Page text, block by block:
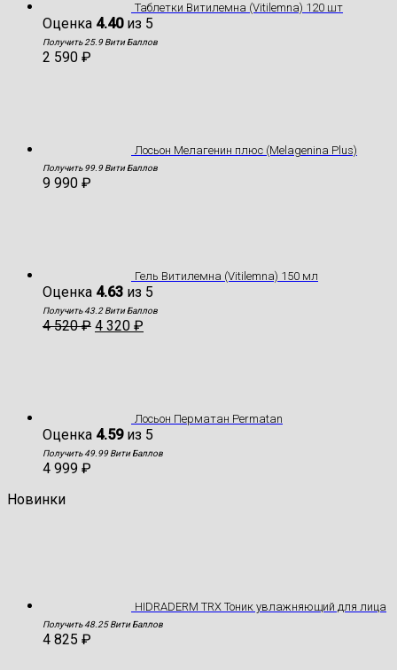
Таблетки Витилемна (Vitilemna) 120 шт
Оценка 4.40из 5
Получить 25.9 Вити Баллов
2 590 ₽
Лосьон Мелагенин плюс (Melagenina Plus)
Получить 99.9 Вити Баллов
9 990 ₽
Гель Витилемна (Vitilemna) 150 мл
Оценка 4.63 из 5
Получить 43.2 Вити Баллов
4 520₽ 4 320 ₽
Лосьон Перматан Permatan
Оценка 4.59из 5
Получить 49.99 Вити Баллов
4 999 ₽
Новинки
HIDRADERM TRX Тоник увлажняющий для лица
Получить 48.25 Вити Баллов
4 825 ₽